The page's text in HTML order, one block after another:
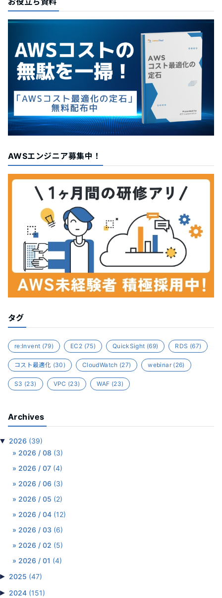
AWSエンジニア募集中！
タグ
re:Invent (79) EC2 (75) QuickSight (69) RDS (67)
コスト最適化 (30) CloudWatch (27) webinar(26)
S3 (23) VPC (23) WAF (23)
Archives
2026 (39)
2026 / 08 (3)
2026 / 07 (4)
2026 / 06 (3)
2026 / 05 (2)
2026 / 04 (12)
2026 / 03 (6)
2026 / 02 (5)
2026 / 01 (4)
2025 (47)
2024 (151)